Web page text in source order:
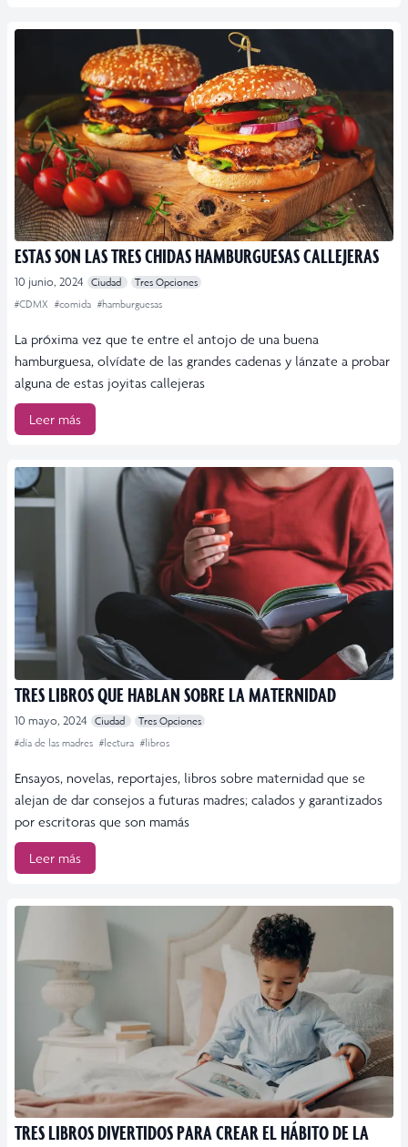
ESTAS SON LAS TRES CHIDAS HAMBURGUESAS CALLEJERAS
10 junio, 2024 Ciudad
Tres Opciones
#CDMX #comida #hamburguesas
La próxima vez que te entre el antojo de una buena
hamburguesa, olvídate de las grandes cadenas y lánzate a probar
alguna de estas joyitas callejeras
Leer más
TRES LIBROS QUE HABLAN SOBRE LA MATERNIDAD
10 mayo, 2024 Ciudad
Tres Opciones
#día de las madres #lectura #libros
Ensayos, novelas, reportajes, libros sobre maternidad que se
alejan de dar consejos a futuras madres; calados y garantizados
por escritoras que son mamás
Leer más
TRES LIBROS DIVERTIDOS PARA CREAR EL HÁBITO DE LA